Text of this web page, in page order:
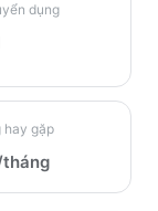
dụng
hay gặp